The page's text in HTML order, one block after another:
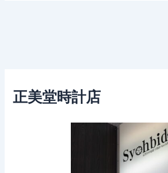
正美堂時計店